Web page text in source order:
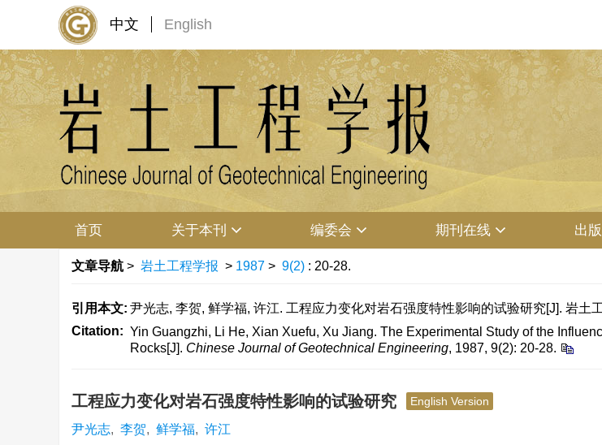
中文 English
首页 关于本刊 编委会 期刊在线 出
文章导航 > 岩土工程学报 > 1987 > 9(2) : 20-28.
引用本文: 尹光志, 李贺, 鲜学福, 许江. 工程应力变化对岩石强度特性影响的试验研究[J]. 岩土
Citation: Yin Guangzhi, Li He, Xian Xuefu, Xu Jiang. The Experimental Study of the
Rocks[J]. Chinese Journal of Geotechnical Engineering, 1987, 9(2): 20-28.
工程应力变化对岩石强度特性影响的试验研究 English Version
尹光志, 李贺, 鲜学福, 许江